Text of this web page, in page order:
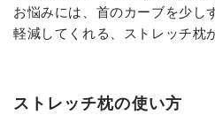
お悩みには、首のカーブを少し
軽減してくれる、ストレッチ枕
ストレッチ枕の使い方